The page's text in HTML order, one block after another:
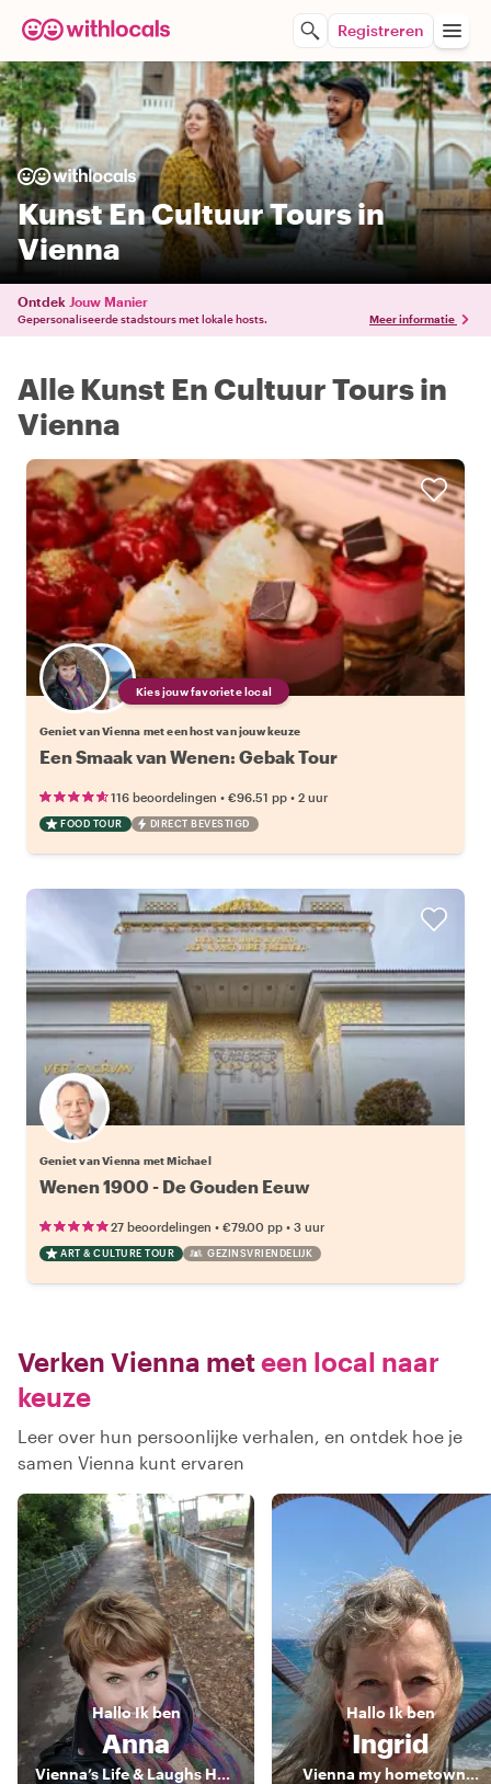
Registreren
Kunst En Cultuur Tours in
Vienna
Ontdek Jouw Manier
Gepersonaliseerde stadstours met lokale hosts. Meer informatie
Alle Kunst En Cultuur Tours in
Vienna
Kies jouw favoriete local
Geniet van Vienna met een host van jouw keuze
Een Smaak van Wenen: Gebak Tour
116 beoordelingen • €96.51 pp • 2 uur
FOOD TOUR DIRECT BEVESTIGD
Geniet van Vienna met Michael
Wenen 1900 - De Gouden Eeuw
27 beoordelingen • €79.00 pp • 3 uur
ART & CULTURE TOUR GEZINSVRIENDELIJK
Verken Vienna meteen local naar
keuze
Leer over hun persoonlijke verhalen, en ontdek hoe je
samen Vienna kunt ervaren
HalloIk ben
Anna
Vienna’s Life & Laughs Host
HalloIk ben
Ingrid
Vienna my hometown...